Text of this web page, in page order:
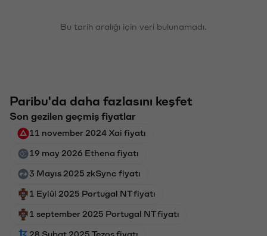
Bu tarih aralığı için veri bulunamadı.
Paribu'da daha fazlasını keşfet
Son gezilen geçmiş fiyatlar
11 november 2024 Xai fiyatı
19 may 2026 Ethena fiyatı
3 Mayıs 2025 zkSync fiyatı
1 Eylül 2025 Portugal NT fiyatı
1 september 2025 Portugal NT fiyatı